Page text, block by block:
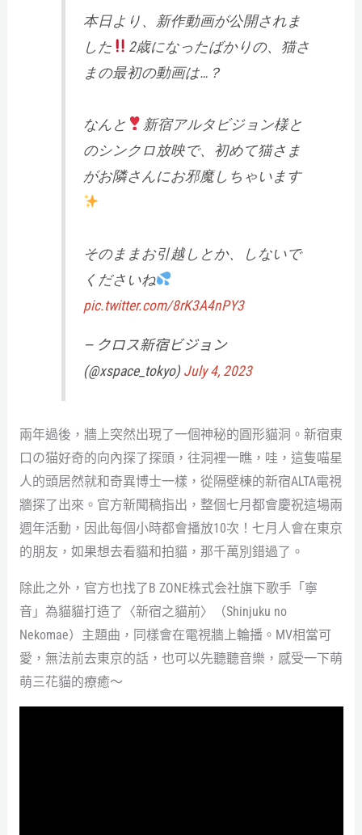
本日より、新作動画が公開されま
した
2歳になったばかりの、猫さ
まの最初の動画は…？
なんと
新宿アルタビジョン様と
のシンクロ放映で、初めて猫さま
がお隣さんにお邪魔しちゃいます
そのままお引越しとか、しないで
くださいね
pic.twitter.com/8rK3A4nPY3
— クロス新宿ビジョン
(@xspace_tokyo) July 4, 2023
兩年過後，牆上突然出現了一個神秘的圓形貓洞。新宿東
口の猫好奇的向內探了探頭，往洞裡一瞧，哇，這隻喵星
人的頭居然就和奇異博士一樣，從隔壁棟的新宿ALTA電視
牆探了出來。官方新聞稿指出，整個七月都會慶祝這場兩
週年活動，因此每個小時都會播放10次！七月人會在東京
的朋友，如果想去看貓和拍貓，那千萬別錯過了。
除此之外，官方也找了B ZONE株式会社旗下歌手「寧
音」為貓貓打造了〈新宿之貓前〉（Shinjuku no
Nekomae）主題曲，同樣會在電視牆上輪播。MV相當可
愛，無法前去東京的話，也可以先聽聽音樂，感受一下萌
萌三花貓的療癒～